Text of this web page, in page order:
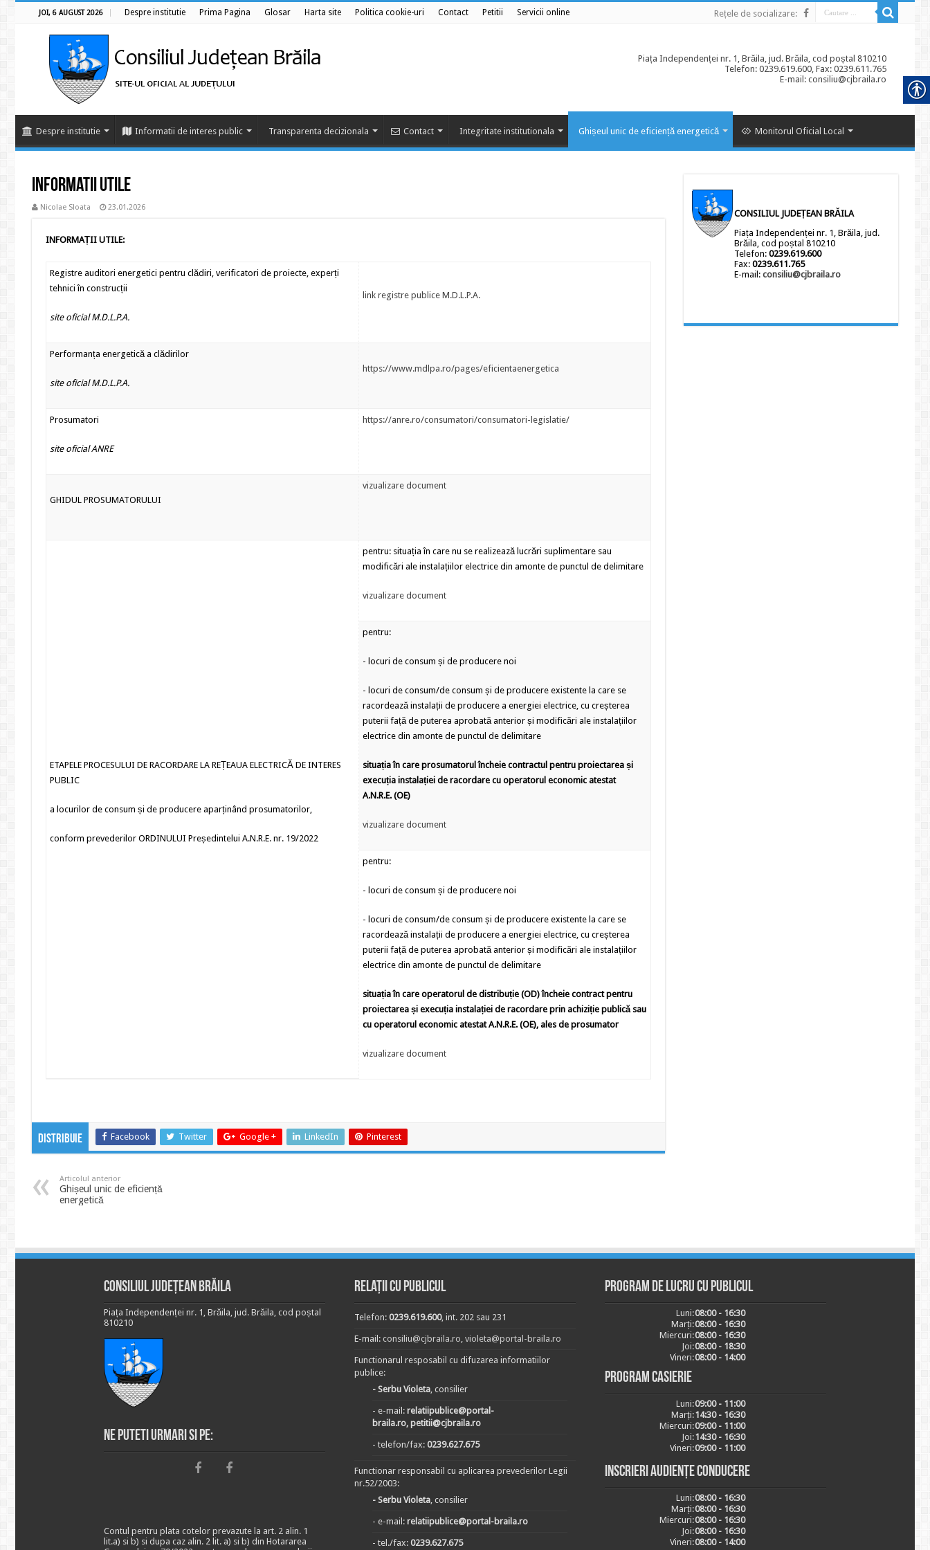
JOI, 6 AUGUST 2026 Despre institutie Prima Pagina Glosar Harta site Politica cookie-uri Contact Petitii Servicii online Rețele de socializare:
Piața Independenței nr. 1, Brăila, jud. Brăila, cod poștal 810210
Telefon: 0239.619.600, Fax: 0239.611.765
E-mail: consiliu@cjbraila.ro
Despre institutie Informatii de interes public Transparenta decizionala Contact Integritate institutionala Ghișeul unic de eficiență energetică Monitorul Oficial Local
Informatii utile
Nicolae Sloata 23.01.2026
INFORMAȚII UTILE:
Registre auditori energetici pentru clădiri, verificatori de proiecte, experți
tehnici în construcții
site oficial M.D.L.P.A.
link registre publice M.D.L.P.A.
Performanța energetică a clădirilor
site oficial M.D.L.P.A.
https://www.mdlpa.ro/pages/eficientaenergetica
Prosumatori
site oficial ANRE
https://anre.ro/consumatori/consumatori-legislatie/
GHIDUL PROSUMATORULUI
vizualizare document
ETAPELE PROCESULUI DE RACORDARE LA REȚEAUA ELECTRICĂ DE INTERES
PUBLIC
a locurilor de consum și de producere aparținând prosumatorilor,
conform prevederilor ORDINULUI Președintelui A.N.R.E. nr. 19/2022
pentru: situația în care nu se realizează lucrări suplimentare sau
modificări ale instalațiilor electrice din amonte de punctul de delimitare
vizualizare document
pentru:
- locuri de consum și de producere noi
- locuri de consum/de consum și de producere existente la care se
racordează instalații de producere a energiei electrice, cu creșterea
puterii față de puterea aprobată anterior și modificări ale instalațiilor
electrice din amonte de punctul de delimitare
situația în care prosumatorul încheie contractul pentru proiectarea și
execuția instalației de racordare cu operatorul economic atestat
A.N.R.E. (OE)
vizualizare document
pentru:
- locuri de consum și de producere noi
- locuri de consum/de consum și de producere existente la care se
racordează instalații de producere a energiei electrice, cu creșterea
puterii față de puterea aprobată anterior și modificări ale instalațiilor
electrice din amonte de punctul de delimitare
situația în care operatorul de distribuție (OD) încheie contract pentru
proiectarea și execuția instalației de racordare prin achiziție publică sau
cu operatorul economic atestat A.N.R.E. (OE), ales de prosumator
vizualizare document
Distribuie Facebook Twitter Google + LinkedIn Pinterest
Articolul anterior
Ghișeul unic de eficiență
energetică
CONSILIUL JUDEȚEAN BRĂILA
Piața Independenței nr. 1, Brăila, jud.
Brăila, cod poștal 810210
Telefon: 0239.619.600
Fax: 0239.611.765
E-mail: consiliu@cjbraila.ro
Consiliul Județean Brăila
Piața Independenței nr. 1, Brăila, jud. Brăila, cod poștal
810210
Ne puteti urmari si pe:
Contul pentru plata cotelor prevazute la art. 2 alin. 1
lit.a) si b) si dupa caz alin. 2 lit. a) si b) din Hotararea
Relații cu publicul
Telefon: 0239.619.600, int. 202 sau 231
E-mail: consiliu@cjbraila.ro violeta@portal-braila.ro
Functionarul resposabil cu difuzarea informatiilor
publice:
- Serbu Violeta, consilier
- e-mail: relatiipublice@portal-
braila.ro, petitii@cjbraila.ro
- telefon/fax: 0239.627.675
Functionar responsabil cu aplicarea prevederilor Legii
nr.52/2003:
- Serbu Violeta, consilier
- e-mail: relatiipublice@portal-braila.ro
- tel./fax: 0239.627.675
Program de lucru cu publicul
Luni:08:00 - 16:30
Marți:08:00 - 16:30
Miercuri:08:00 - 16:30
Joi:08:00 - 18:30
Vineri:08:00 - 14:00
Program casierie
Luni:09:00 - 11:00
Marți:14:30 - 16:30
Miercuri:09:00 - 11:00
Joi:14:30 - 16:30
Vineri:09:00 - 11:00
Inscrieri audiențe conducere
Luni:08:00 - 16:30
Marți:08:00 - 16:30
Miercuri:08:00 - 16:30
Joi:08:00 - 16:30
Vineri:08:00 - 14:00